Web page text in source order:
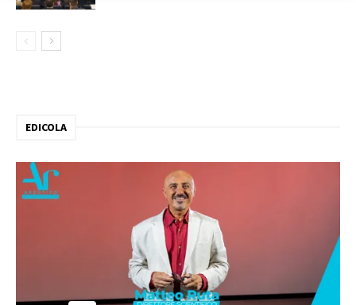
EDICOLA